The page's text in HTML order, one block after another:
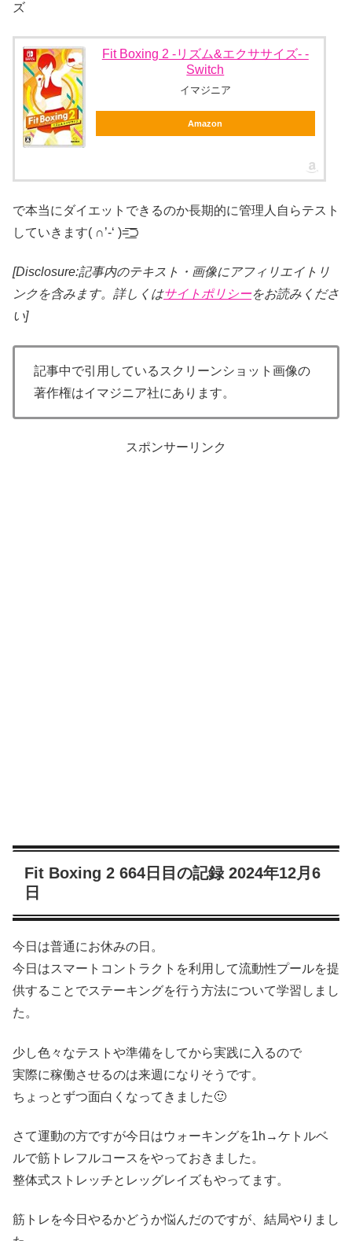
ズ
Fit Boxing 2 -リズム&エクササイズ- -
Switch
イマジニア
Amazon
で本当にダイエットできるのか長期的に管理人自らテスト
していきます( ∩’-‘ )=͟͟͞͞⊃
[Disclosure:記事内のテキスト・画像にアフィリエイトリ
ンクを含みます。詳しくはサイトポリシーをお読みくださ
い]
記事中で引用しているスクリーンショット画像の
著作権はイマジニア社にあります。
スポンサーリンク
Fit Boxing 2 664日目の記録 2024年12月6
日
今日は普通にお休みの日。
今日はスマートコントラクトを利用して流動性プールを提
供することでステーキングを行う方法について学習しまし
た。
少し色々なテストや準備をしてから実践に入るので
実際に稼働させるのは来週になりそうです。
ちょっとずつ面白くなってきました🙂
さて運動の方ですが今日はウォーキングを1h→ケトルベ
ルで筋トレフルコースをやっておきました。
整体式ストレッチとレッグレイズもやってます。
筋トレを今日やるかどうか悩んだのですが、結局やりまし